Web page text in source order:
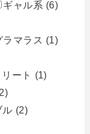
ギャル系 (6)
ラマラス (1)
ート
(1)
ル (2)